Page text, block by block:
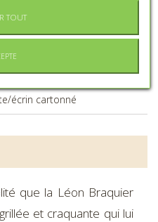
et l'attention chez les
au sec et à l'abri de
écrin cartonné
que la Léon Braquier
et craquante qui lui
TOUT